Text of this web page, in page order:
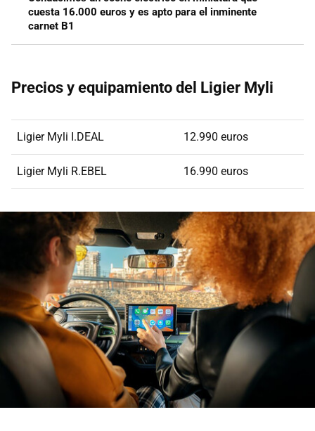
cuesta 16.000 euros y es apto para el inminente
carnet B1
Precios y equipamiento del Ligier Myli
Ligier Myli I.DEAL 12.990 euros
Ligier Myli R.EBEL 16.990 euros